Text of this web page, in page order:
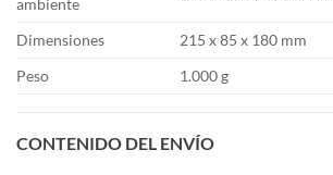
ambiente
Dimensiones
215 x 85 x 180 mm
Peso
1.000 g
CONTENIDO DEL ENVÍO